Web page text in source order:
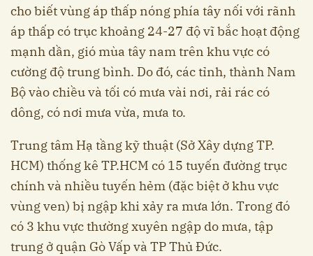
cho biết vùng áp thấp nóng phía tây nối với rãnh
áp thấp có trục khoảng 24-27 độ vĩ bắc hoạt động
mạnh dần, gió mùa tây nam trên khu vực có
cường độ trung bình. Do đó, các tỉnh, thành Nam
Bộ vào chiều và tối có mưa vài nơi, rải rác có
dông, có nơi mưa vừa, mưa to.
Trung tâm Hạ tầng kỹ thuật (Sở Xây dựng TP.
HCM) thống kê TP.HCM có 15 tuyến đường trục
chính và nhiều tuyến hẻm (đặc biệt ở khu vực
vùng ven) bị ngập khi xảy ra mưa lớn. Trong đó
có 3 khu vực thường xuyên ngập do mưa, tập
trung ở quận Gò Vấp và TP Thủ Đức.